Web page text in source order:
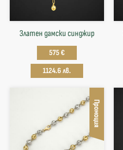
Златен дамски синджир
575 €
1124.6 лв.
Промоция